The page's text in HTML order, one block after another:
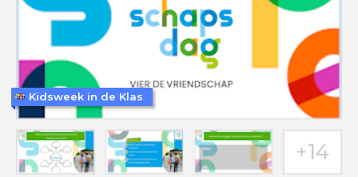
Kidsweek in de Klas